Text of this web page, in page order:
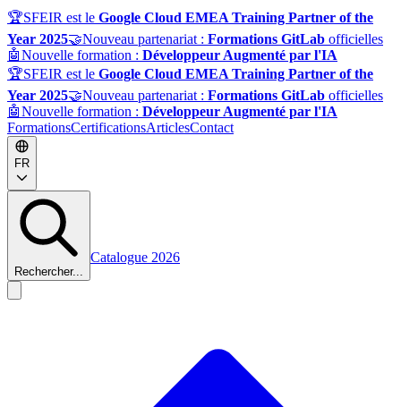
🏆SFEIR est le Google Cloud EMEA Training Partner of the
Year 2025🤝Nouveau partenariat : Formations GitLab officielles
🤖Nouvelle formation : Développeur Augmenté par l'IA
🏆SFEIR est le Google Cloud EMEA Training Partner of the
Year 2025🤝Nouveau partenariat : Formations GitLab officielles
🤖Nouvelle formation : Développeur Augmenté par l'IA
FormationsCertificationsArticlesContact
FR
Rechercher...
Catalogue 2026